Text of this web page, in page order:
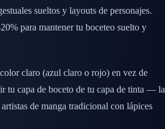
sueltos y layouts de personajes.
para mantener tu boceteo suelto y
claro (azul claro o rojo) en vez de
tu capa de boceto de tu capa de tinta — la
de manga tradicional con lápices